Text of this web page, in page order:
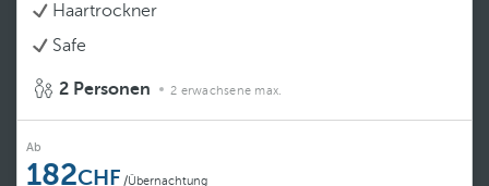
Haartrockner
Safe
2 Personen 2 erwachsene max.
Ab
182 /Übernachtung